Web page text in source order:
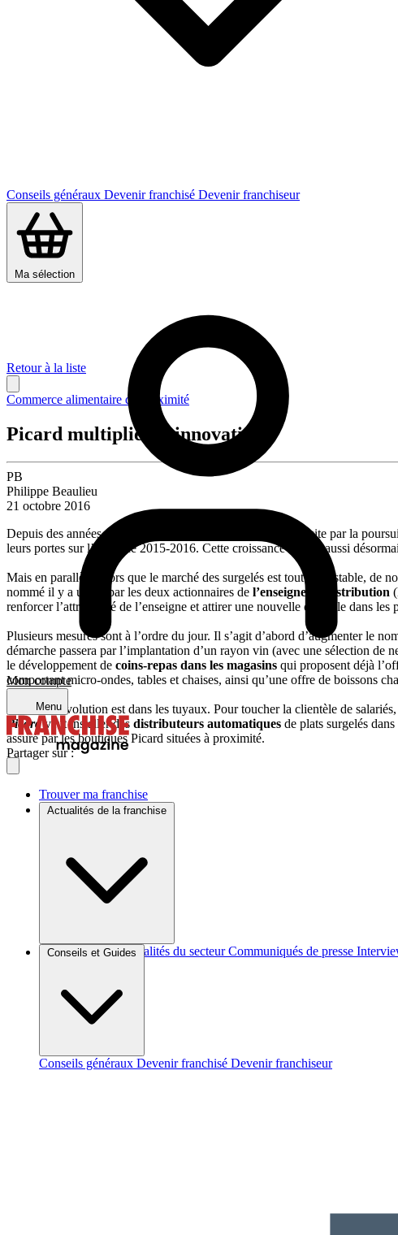
Conseils généraux Devenir franchisé Devenir franchiseur
Ma sélection
Mon compte
Menu
Trouver ma franchise
Actualités de la franchise
Brèves et actus Actualités du secteur Communiqués de presse
Conseils et Guides
Conseils généraux Devenir franchisé Devenir franchiseur
Retour à la liste
Commerce alimentaire de proximité
Picard multiplie les innovations
PB
Philippe Beaulieu
21 octobre 2016
Depuis des années, l’expansion de
s’est surtout traduite par la
leurs portes sur l’exercice 2015-2016. Cette croissance repose aussi
Mais en parallèle, alors que le marché des surgelés est tout juste stable, de
nommé il y a un an par les deux actionnaires de l’enseigne de distribution
renforcer l’attractivité de l’enseigne et attirer une nouvelle clientèle dans les
Plusieurs mesures sont à l’ordre du jour. Il s’agit d’abord d’augmenter le
démarche passera par l’implantation d’un rayon vin (avec une sélection
le développement de coins-repas dans les magasins qui proposent déjà
comportant micro-ondes, tables et chaises, ainsi qu’une offre de boissons
Une autre évolution est dans les tuyaux. Pour toucher la clientèle de
Picardveut installer des distributeurs automatiques de plats surgelés dans
assuré par les boutiques Picard situées à proximité.
Partager sur :